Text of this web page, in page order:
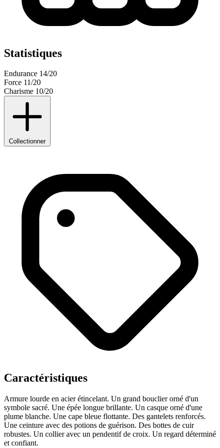
Statistiques
Endurance 14/20
Force 11/20
Charisme 10/20
Collectionner
Caractéristiques
Armure lourde en acier étincelant. Un grand bouclier orné d'un
symbole sacré. Une épée longue brillante. Un casque orné d'une
plume blanche. Une cape bleue flottante. Des gantelets renforcés.
Une ceinture avec des potions de guérison. Des bottes de cuir
robustes. Un collier avec un pendentif de croix. Un regard déterminé
et confiant.